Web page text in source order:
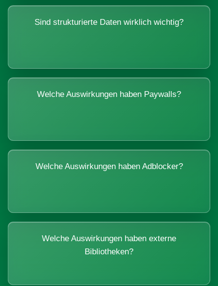
Sind strukturierte Daten wirklich wichtig?
Welche Auswirkungen haben Paywalls?
Welche Auswirkungen haben Adblocker?
Welche Auswirkungen haben externe
Bibliotheken?